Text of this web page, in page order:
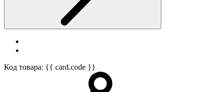
Код товара: {{ card.code }}